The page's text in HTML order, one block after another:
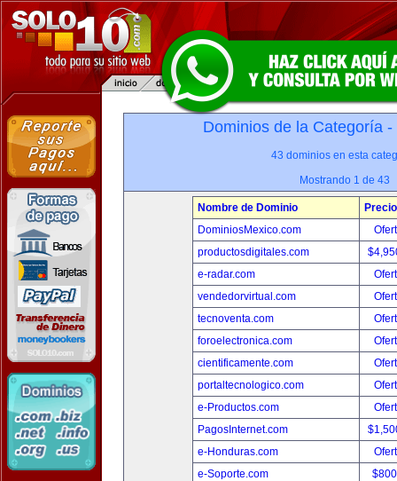
Dominios de la Categoría -
43 dominios en esta
Mostrando 1 de 43
Nombre de Dominio
Precio
DominiosMexico.com
productosdigitales.com
e-radar.com
vendedorvirtual.com
tecnoventa.com
foroelectronica.com
cientificamente.com
portaltecnologico.com
e-Productos.com
PagosInternet.com
e-Honduras.com
e-Soporte.com